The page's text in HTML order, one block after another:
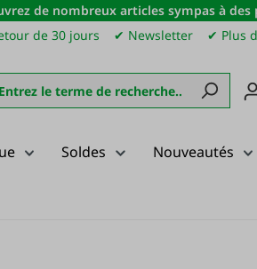
de nombreux articles sympas à
de 30 jours ✔ Newsletter ✔ Plus
Soldes Nouveautés